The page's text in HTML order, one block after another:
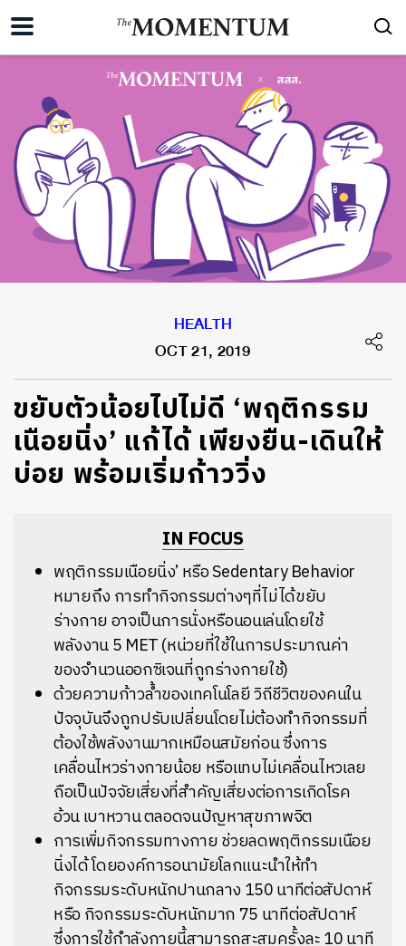
HEALTH
OCT 21, 2019
ขยับตัวน้อยไปไม่ดี ‘พฤติกรรม
เนือยนิ่ง’ แก้ได้ เพียงยืน-เดินให้
บ่อย พร้อมเริ่มก้าววิ่ง
IN FOCUS
พฤติกรรมเนือยนิ่ง’ หรือ Sedentary Behavior
หมายถึง การทำกิจกรรมต่างๆที่ไม่ได้ขยับ
ร่างกาย อาจเป็นการนั่งหรือนอนเล่นโดยใช้
พลังงาน 5 MET (หน่วยที่ใช้ในการประมาณค่า
ของจำนวนออกซิเจนที่ถูกร่างกายใช้)
ด้วยความก้าวล้ำของเทคโนโลยี วิถีชีวิตของคนใน
ปัจจุบันจึงถูกปรับเปลี่ยนโดยไม่ต้องทำกิจกรรมที่
ต้องใช้พลังงานมากเหมือนสมัยก่อน ซึ่งการ
เคลื่อนไหวร่างกายน้อย หรือแทบไม่เคลื่อนไหวเลย
ถือเป็นปัจจัยเสี่ยงที่สำคัญเสี่ยงต่อการเกิดโรค
อ้วน เบาหวาน ตลอดจนปัญหาสุขภาพจิต
การเพิ่มกิจกรรมทางกาย ช่วยลดพฤติกรรมเนือย
นิ่งได้ โดยองค์การอนามัยโลกแนะนำให้ทำ
กิจกรรมระดับหนักปานกลาง 150 นาทีต่อสัปดาห์
หรือ กิจกรรมระดับหนักมาก 75 นาทีต่อสัปดาห์
ซึ่งการใช้กำลังกายนี้สามารถสะสมครั้งละ 10 นาที